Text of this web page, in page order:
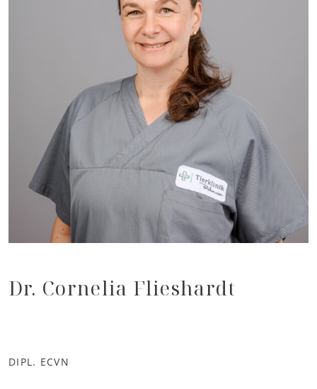
Dr. Cornelia Flieshardt
DIPL. ECVN